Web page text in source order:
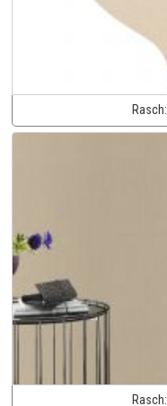
Rasch:
Rasch: